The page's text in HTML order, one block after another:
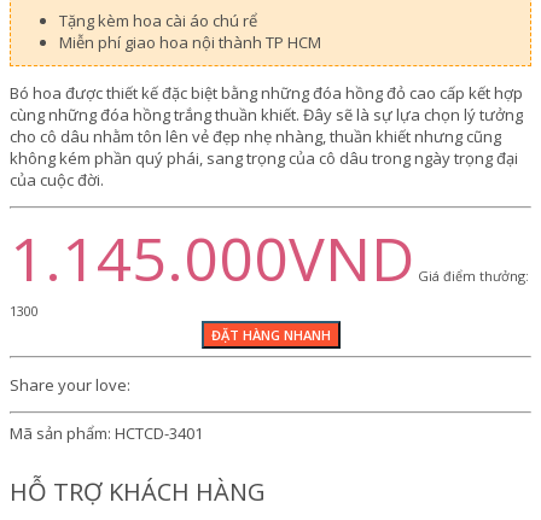
Tặng kèm hoa cài áo chú rể
Miễn phí giao hoa nội thành TP HCM
Bó hoa được thiết kế đặc biệt bằng những đóa hồng đỏ cao cấp kết hợp
cùng những đóa hồng trắng thuần khiết. Đây sẽ là sự lựa chọn lý tưởng
cho cô dâu nhằm tôn lên vẻ đẹp nhẹ nhàng, thuần khiết nhưng cũng
không kém phần quý phái, sang trọng của cô dâu trong ngày trọng đại
của cuộc đời.
1.145.000VND Giá điểm thưởng:
1300
Share your love:
Mã sản phẩm: HCTCD-3401
HỖ TRỢ KHÁCH HÀNG